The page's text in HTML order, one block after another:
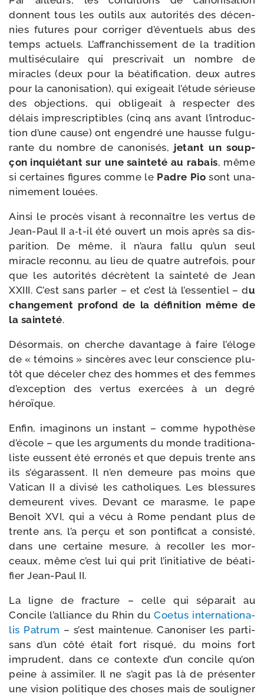
donnent tous les outils aux auto­ri­tés des décen­
nies futures pour cor­ri­ger d’é­ven­tuels abus des
temps actuels. L’affranchissement de la tra­di­tion
mul­ti­sé­cu­laire qui pres­cri­vait un nombre de
miracles (deux pour la béa­ti­fi­ca­tion, deux autres
pour la cano­ni­sa­tion), qui exi­geait l’é­tude sérieuse
des objec­tions, qui obli­geait à res­pec­ter des
délais impres­crip­tibles (cinq ans avant l’in­tro­duc­
tion d’une cause) ont engen­dré une hausse ful­gu­
rante du nombre de cano­ni­sés, jetant un soup­
çon inquié­tant sur une sain­te­té au rabais, même
si cer­taines figures comme le Padre Pio sont una­
ni­me­ment louées.
Ainsi le pro­cès visant à recon­naître les ver­tus de
Jean-​Paul II a‑t-​il été ouvert un mois après sa dis­
pa­ri­tion. De même, il n’au­ra fal­lu qu’un seul
miracle recon­nu, au lieu de quatre autre­fois, pour
que les auto­ri­tés décrètent la sain­te­té de Jean
XXIII. C’est sans par­ler – et c’est là l’es­sen­tiel – du
chan­ge­ment pro­fond de la défi­ni­tion même de
la sain­te­té.
Désormais, on cherche davan­tage à faire l’é­loge
de « témoins » sin­cères avec leur conscience plu­
tôt que déce­ler chez des hommes et des femmes
d’ex­cep­tion des ver­tus exer­cées à un degré
héroïque.
Enfin, ima­gi­nons un ins­tant – comme hypo­thèse
d’é­cole – que les argu­ments du monde tra­di­tio­na­
liste eussent été erro­nés et que depuis trente ans
ils s’é­ga­rassent. Il n’en demeure pas moins que
Vatican II a divi­sé les catho­liques. Les bles­sures
demeurent vives. Devant ce marasme, le pape
Benoît XVI, qui a vécu à Rome pen­dant plus de
trente ans, l’a per­çu et son pon­ti­fi­cat a consis­té,
dans une cer­taine mesure, à recol­ler les mor­
ceaux, même c’est lui qui prit l’i­ni­tia­tive de béa­ti­
fier Jean-​Paul II.
La ligne de frac­ture – celle qui sépa­rait au
Concile l’al­liance du Rhin duCoetus inter­na­tio­na­
lis Patrum – s’est main­te­nue. Canoniser les par­ti­
sans d’un côté était fort ris­qué, du moins fort
impru­dent, dans ce contexte d’un concile qu’on
peine à assi­mi­ler. Il ne s’a­git pas là de pré­sen­ter
une vision poli­tique des choses mais de sou­li­gner